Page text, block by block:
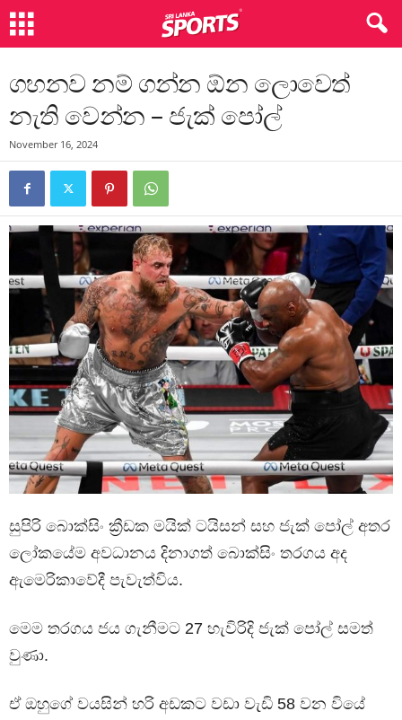
ගහනව නම් ගන්න ඕන ලොවෙත්
නැති වෙන්න – ජැක් පෝල්
November 16, 2024
සුපිරි බොක්සිං ක්‍රීඩක මයික් ටයිසන් සහ ජැක් පෝල් අතර
ලෝකයේම අවධානය දිනාගත් බොක්සිං තරගය අද
ඇමෙරිකාවේදී පැවැත්විය.
මෙම තරගය ජය ගැනීමට 27 හැවිරිදි ජැක් පෝල් සමත්
වුණා.
ඒ ඔහුගේ වයසින් හරි අඩකට වඩා වැඩි 58 වන වියේ